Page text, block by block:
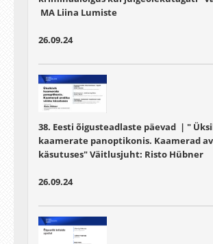
MA Liina Lumiste
26.09.24
38. Eesti õigusteadlaste päevad | "
kaamerate panoptikonis. Kaamerad
käsutuses" Väitlusjuht: Risto Hübner
26.09.24